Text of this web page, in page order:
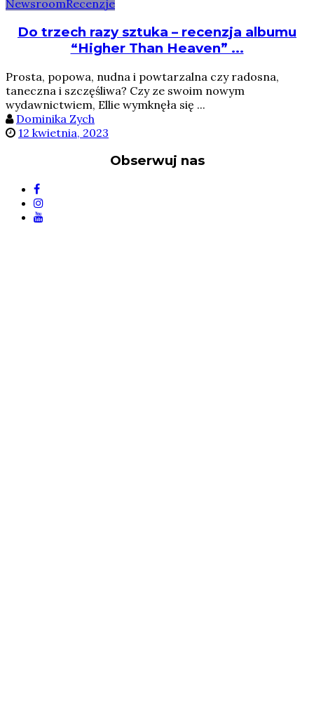
NewsroomRecenzje
Do trzech razy sztuka – recenzja albumu
“Higher Than Heaven” ...
Prosta, popowa, nudna i powtarzalna czy radosna,
taneczna i szczęśliwa? Czy ze swoim nowym
wydawnictwiem, Ellie wymknęła się ...
Dominika Zych
12 kwietnia, 2023
Obserwuj nas